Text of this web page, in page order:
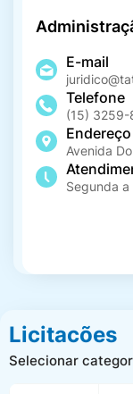
Coleta Seletiva
Combate a
Concursos
E-mail
Telefone
(15)
Endereço
Avenida
Segunda
Licitacões
Selecionar